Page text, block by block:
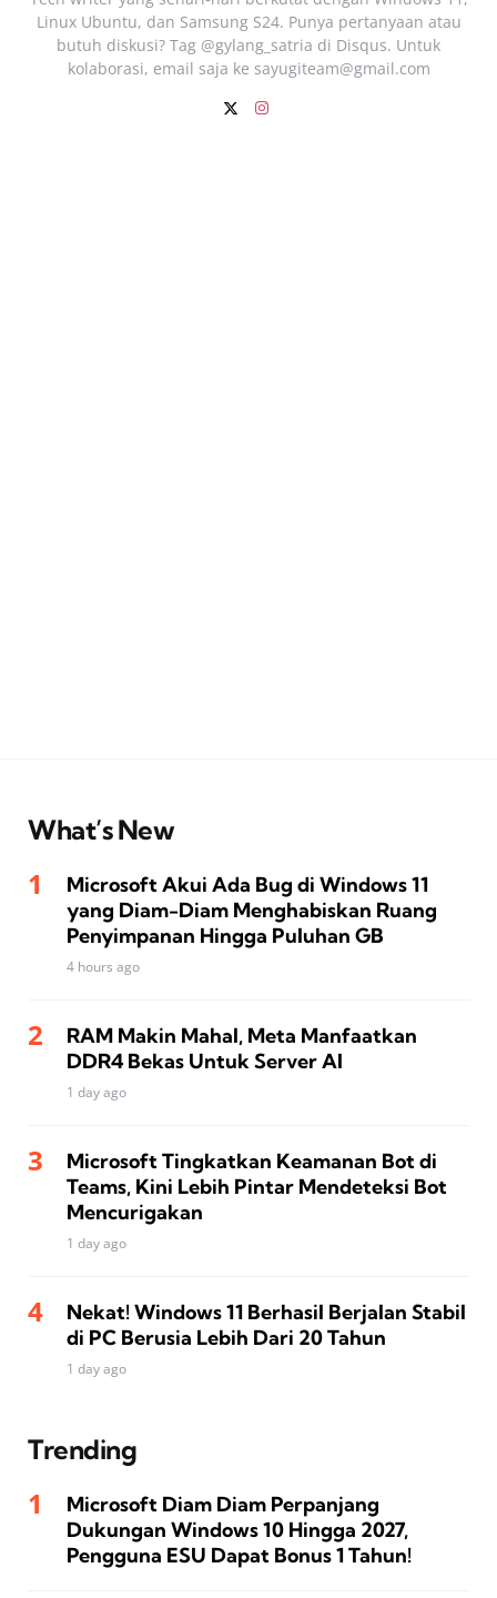
Linux Ubuntu, dan Samsung S24. Punya pertanyaan atau
butuh diskusi? Tag @gylang_satria di Disqus. Untuk
kolaborasi, email saja ke sayugiteam@gmail.com
What’s New
Microsoft Akui Ada Bug di Windows 11
yang Diam-Diam Menghabiskan Ruang
Penyimpanan Hingga Puluhan GB
4 hours ago
RAM Makin Mahal, Meta Manfaatkan
DDR4 Bekas Untuk Server AI
1 day ago
Microsoft Tingkatkan Keamanan Bot di
Teams, Kini Lebih Pintar Mendeteksi Bot
Mencurigakan
1 day ago
Nekat! Windows 11 Berhasil Berjalan Stabil
di PC Berusia Lebih Dari 20 Tahun
1 day ago
Trending
Microsoft Diam Diam Perpanjang
Dukungan Windows 10 Hingga 2027,
Pengguna ESU Dapat Bonus 1 Tahun!